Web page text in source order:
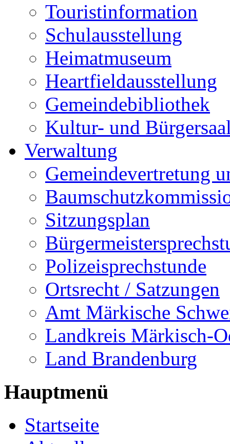
Touristinformation
Schulausstellung
Heimatmuseum
Heartfieldausstellung
Gemeindebibliothek
Kultur- und
Verwaltung
Gemeindevertretung
Sitzungsplan
Polizeisprechstunde
Ortsrecht / Satzungen
Amt Märkische
Landkreis Märkisch-
Land Brandenburg
Hauptmenü
Startseite